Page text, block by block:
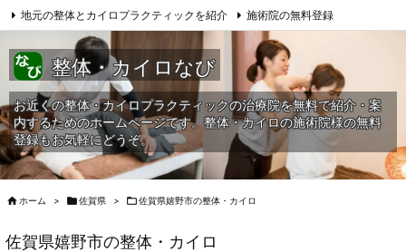
地元の整体とカイロプラクティックを紹介 施術院の無料登録
サイトマップ 当HPへの問合せ
整体・カイロなび
お近くの整体・カイロプラクティックの治療院を無料で紹介・案
内するためのホームページです。整体・カイロの施術院様の無料
登録もお気軽にどうぞ。
 ホーム > 佐賀県 > 佐賀県嬉野市の整体・カイロ
佐賀県嬉野市の整体・カイロ